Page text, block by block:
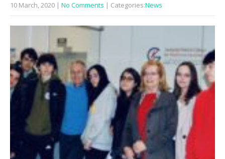
10 March, 2020 | No Comments | Categories:News